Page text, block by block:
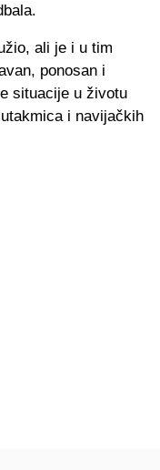
ali je i u tim
ponosan i
situacije u životu
i navijačkih